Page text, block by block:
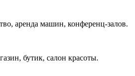
аренда машин, конференц-залов.
бутик, салон красоты.